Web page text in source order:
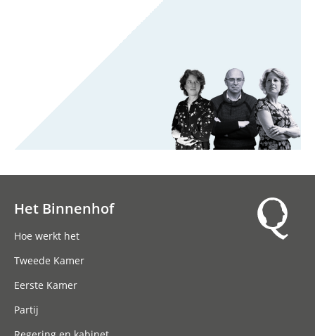
Het Binnenhof
Hoe werkt het
Tweede Kamer
Eerste Kamer
Partij